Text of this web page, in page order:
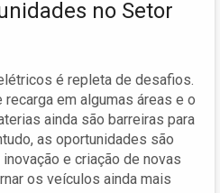
no Setor
é repleta de desafios.
em algumas áreas e o
ainda são barreiras para
as oportunidades são
e criação de novas
os veículos ainda mais